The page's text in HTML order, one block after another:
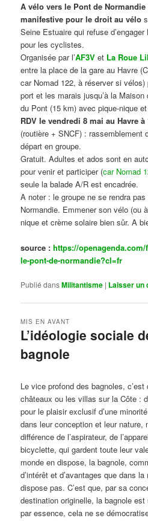
A vélo vers le Pont de
manifestive pour le droit au vélo
Seine Estuaire qui refuse
pour les cyclistes.
Organisée par l’AF3V et La Roue
entre la place de la gare au Havre
car Nomad 122, à réserver si
port et les marais jusqu’à la
du Pont (15 km) avec pique-nique
RDV le vendredi 8 mai au Havre à
(routière + SNCF) :
départ en groupe.
Gratuit. Adultes et ados sont en
pour venir et participer (car Nomad
seule la balade A/R est encadrée.
A noter : le groupe ne se rendra
Normandie. Emmener son vélo (ou
nique et crème solaire bien sûr. A
source :https://
le-pont-de-normandie?cl=fr
Publié dansMilitantisme | Laisser un
L’idéologie sociale
bagnole
MIS EN AVANT
Le vice profond des bagnoles,
châteaux ou les villas sur la Côte :
pour le plaisir exclusif d’une
dans leur conception et leur nature,
différence de l’aspirateur, de
bicyclette, qui gardent toute leur
monde en dispose, la bagnole,
d’intérêt et d’avantages que dans
dispose pas. C’est que, par sa
destination originelle, la bagnole
par essence, cela ne se